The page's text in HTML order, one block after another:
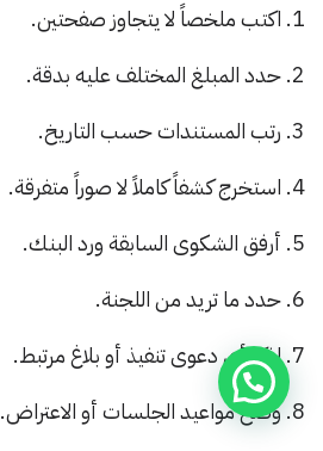
اكتب ملخصاً لا يتجاوز صفحتين.
حدد المبلغ المختلف عليه بدقة.
رتب المستندات حسب التاريخ.
استخرج كشفاً كاملاً لا صوراً متفرقة.
أرفق الشكوى السابقة ورد البنك.
حدد ما تريد من اللجنة.
اذكر أي دعوى تنفيذ أو بلاغ مرتبط.
وضح مواعيد الجلسات أو الاعتراض.